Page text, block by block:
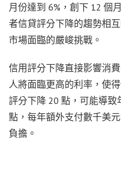
月份達到 6%，創下 12 個
者信貸評分下降的趨勢相
市場面臨的嚴峻挑戰。
信用評分下降直接影響消
人將面臨更高的利率，使
評分下降 20 點，可能導致
點，每年額外支付數千美
負擔。